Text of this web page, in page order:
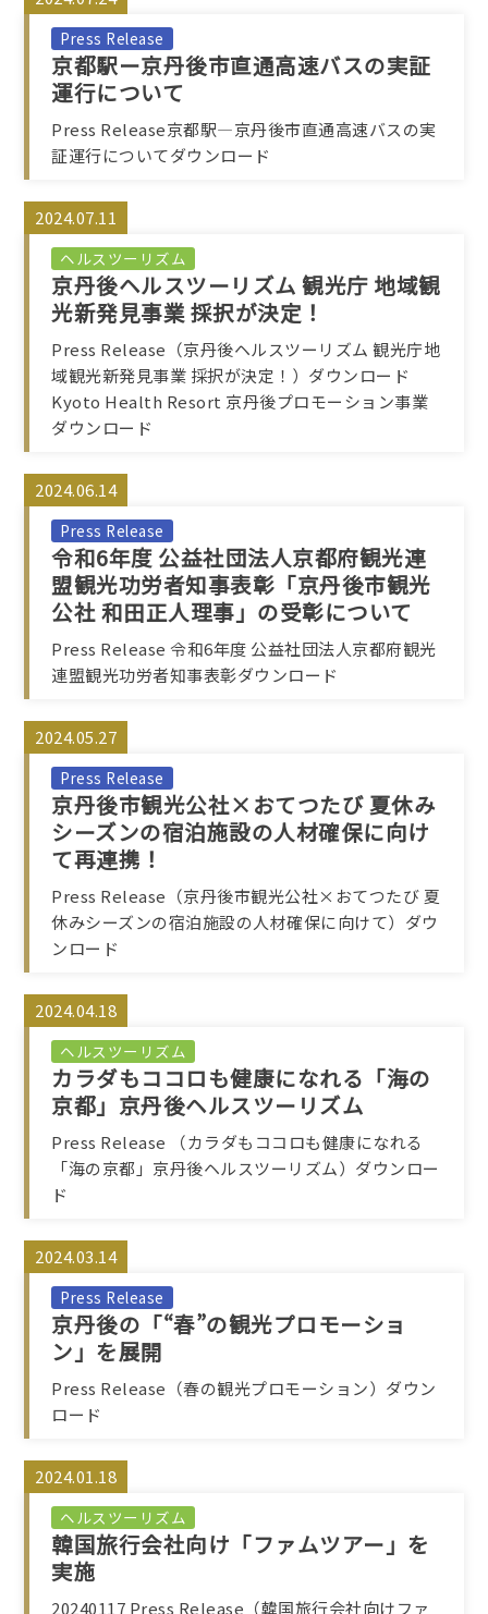
Press Release
京都駅ー京丹後市直通高速バスの実証
運行について
Press Release京都駅―京丹後市直通高速バスの実
証運行についてダウンロード
2024.07.11
ヘルスツーリズム
京丹後ヘルスツーリズム 観光庁 地域観
光新発見事業 採択が決定！
Press Release（京丹後ヘルスツーリズム 観光庁地
域観光新発見事業 採択が決定！）ダウンロード
Kyoto Health Resort 京丹後プロモーション事業
ダウンロード
2024.06.14
Press Release
令和6年度 公益社団法人京都府観光連
盟観光功労者知事表彰「京丹後市観光
公社 和田正人理事」の受彰について
Press Release 令和6年度 公益社団法人京都府観光
連盟観光功労者知事表彰ダウンロード
2024.05.27
Press Release
京丹後市観光公社×おてつたび 夏休み
シーズンの宿泊施設の人材確保に向け
て再連携！
Press Release（京丹後市観光公社×おてつたび 夏
休みシーズンの宿泊施設の人材確保に向けて）ダウ
ンロード
2024.04.18
ヘルスツーリズム
カラダもココロも健康になれる「海の
京都」京丹後ヘルスツーリズム
Press Release （カラダもココロも健康になれる
「海の京都」京丹後ヘルスツーリズム）ダウンロー
ド
2024.03.14
Press Release
京丹後の「“春”の観光プロモーショ
ン」を展開
Press Release（春の観光プロモーション）ダウン
ロード
2024.01.18
ヘルスツーリズム
韓国旅行会社向け「ファムツアー」を
実施
20240117 Press Release（韓国旅行会社向けファ